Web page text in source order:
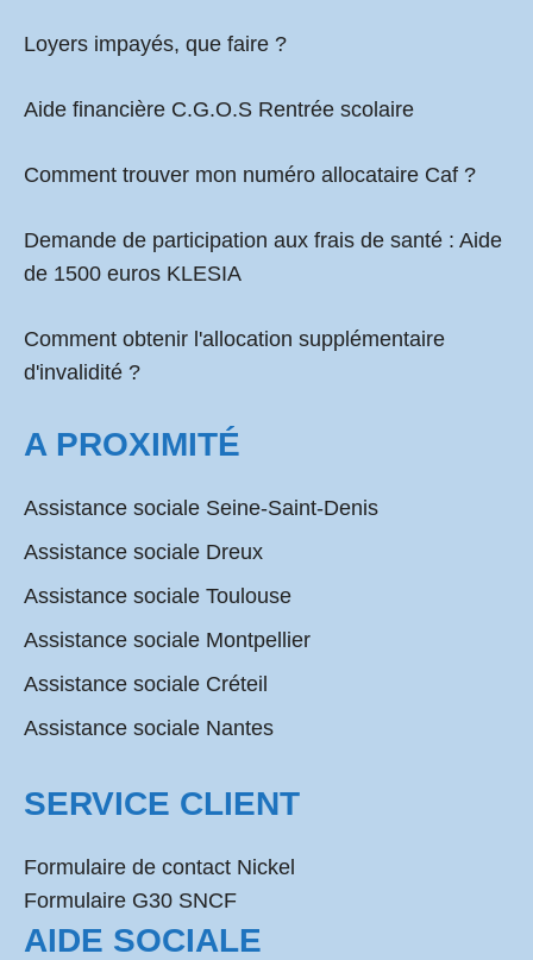
Loyers impayés, que faire ?
Aide financière C.G.O.S Rentrée scolaire
Comment trouver mon numéro allocataire Caf ?
Demande de participation aux frais de santé : Aide
de 1500 euros KLESIA
Comment obtenir l'allocation supplémentaire
d'invalidité ?
A PROXIMITÉ
Assistance sociale Seine-Saint-Denis
Assistance sociale Dreux
Assistance sociale Toulouse
Assistance sociale Montpellier
Assistance sociale Créteil
Assistance sociale Nantes
SERVICE CLIENT
Formulaire de contact Nickel
Formulaire G30 SNCF
AIDE SOCIALE